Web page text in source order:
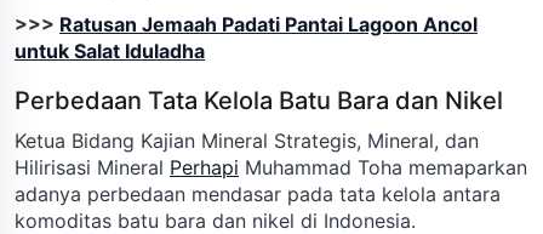
>>> Ratusan Jemaah Padati Pantai Lagoon Ancol
untuk Salat Iduladha
Perbedaan Tata Kelola Batu Bara dan Nikel
Ketua Bidang Kajian Mineral Strategis, Mineral, dan
Hilirisasi Mineral Perhapi Muhammad Toha memaparkan
adanya perbedaan mendasar pada tata kelola antara
komoditas batu bara dan nikel di Indonesia.